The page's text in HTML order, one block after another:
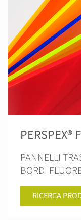
PERSPEX®
PANNELLI
BORDI
RICERCA